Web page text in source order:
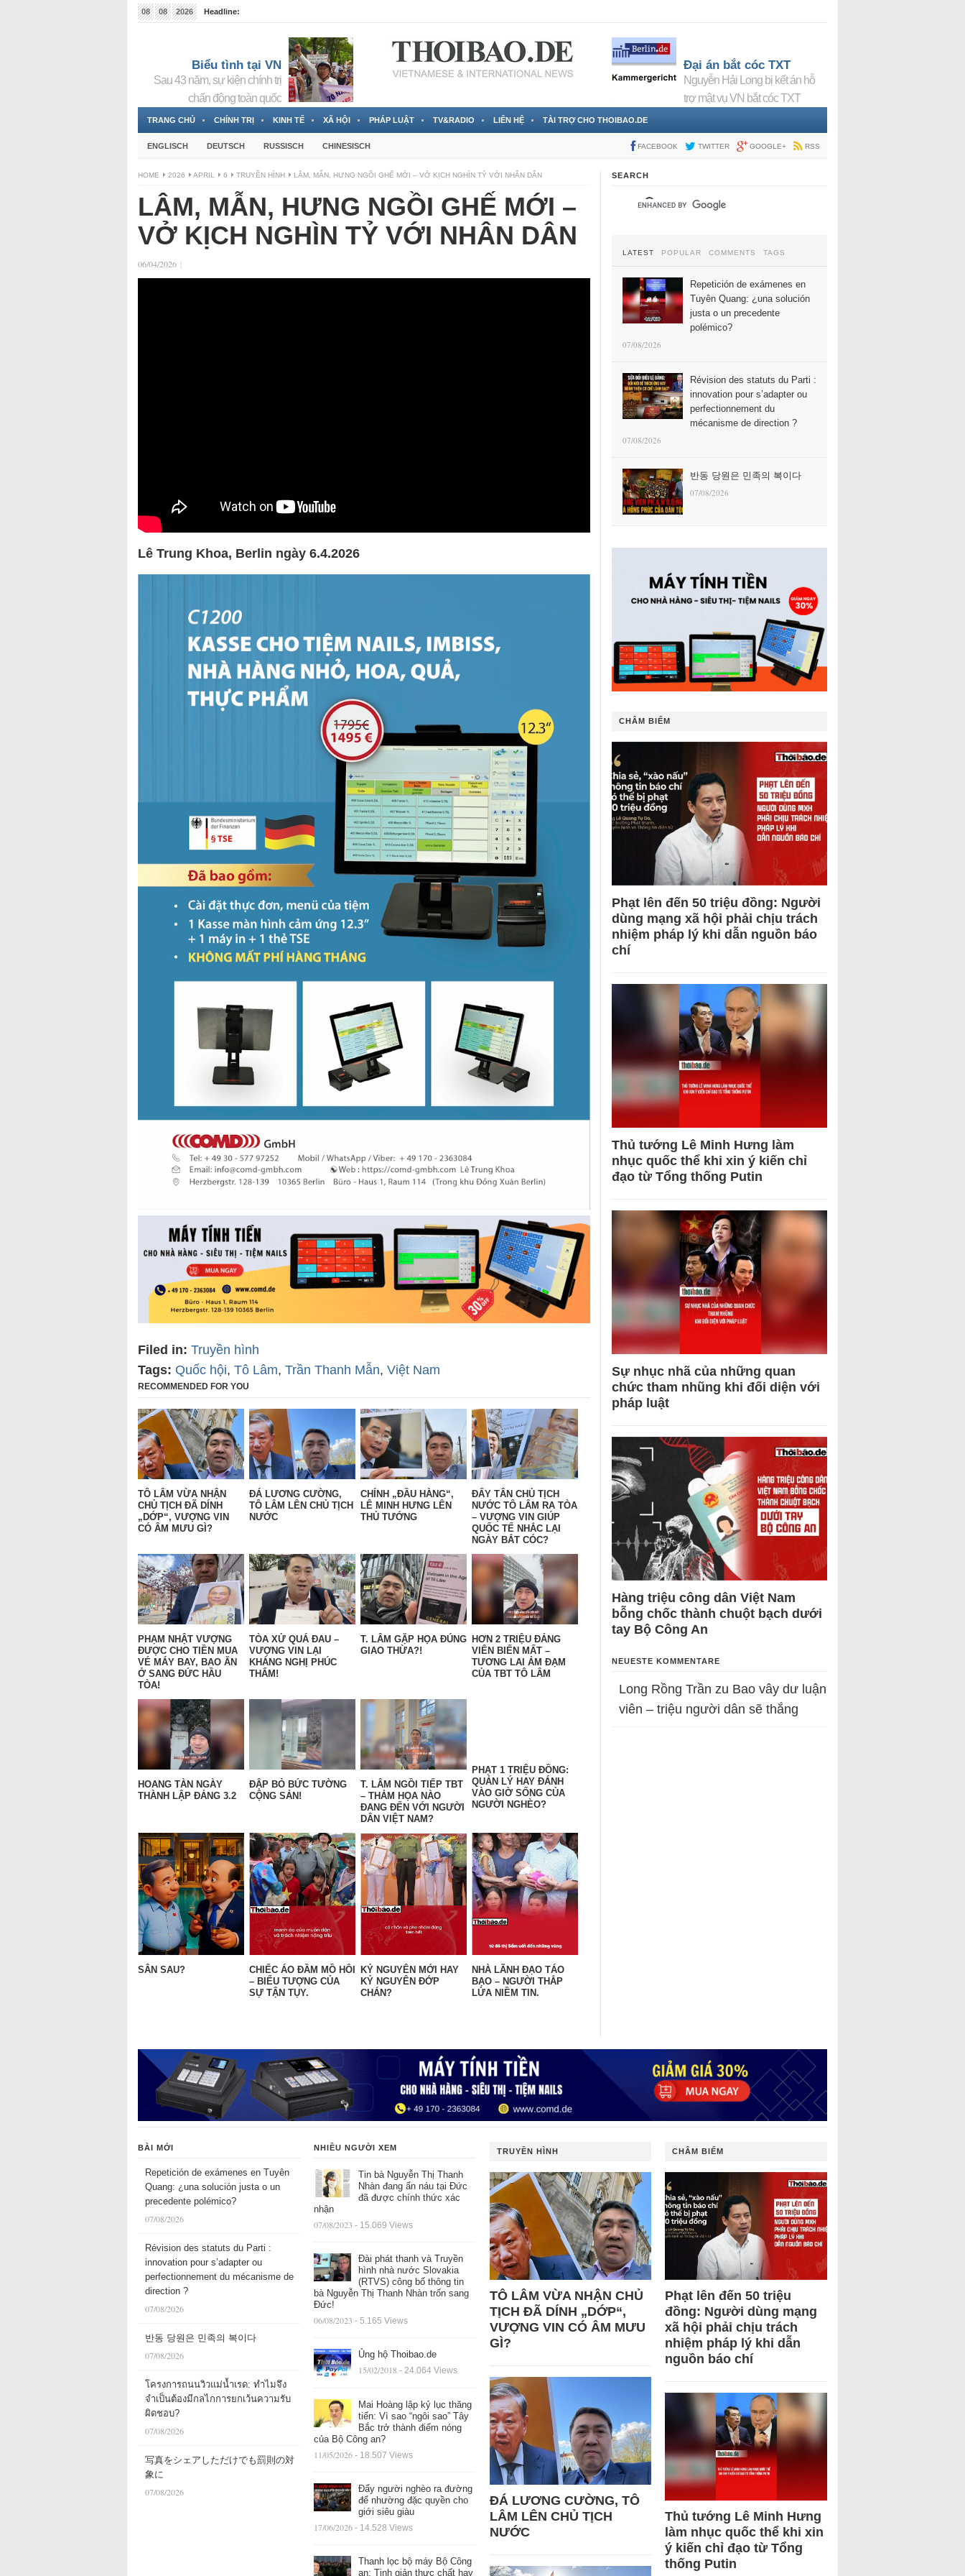
08 08 2026
Headline:
Biểu tình tại VN
Sau 43 năm, sự kiện chính trị
chấn động toàn quốc
Đại án bắt cóc TXT
Nguyễn Hải Long bị kết án hỗ
trợ mật vụ VN bắt cóc TXT
TRANG CHỦ CHÍNH TRỊ KINH TẾ XÃ HỘI PHÁP LUẬT TV&RADIO LIÊN HỆ TÀI TRỢ CHO THOIBAO.DE
ENGLISCH DEUTSCH RUSSISCH CHINESISCH FACEBOOK TWITTER GOOGLE+ RSS
HOME 2026 APRIL 6 TRUYỀN HÌNH LÂM, MẪN, HƯNG NGỒI GHẾ MỚI – VỞ KỊCH NGHÌN TỶ VỚI NHÂN DÂN
LÂM, MẪN, HƯNG NGỒI GHẾ MỚI –
VỞ KỊCH NGHÌN TỶ VỚI NHÂN DÂN
06/04/2026 |
Lê Trung Khoa, Berlin ngày 6.4.2026
Filed in: Truyền hình
Tags: Quốc hội, Tô Lâm, Trần Thanh Mẫn, Việt Nam
RECOMMENDED FOR YOU
TÔ LÂM VỪA NHẬN
CHỦ TỊCH ĐÃ DÍNH
„DỚP“, VƯỢNG VIN
CÓ ÂM MƯU GÌ?
ĐÁ LƯƠNG CƯỜNG,
TÔ LÂM LÊN CHỦ TỊCH
NƯỚC
CHÍNH „ĐẦU HÀNG“,
LÊ MINH HƯNG LÊN
THỦ TƯỚNG
ĐẨY TÂN CHỦ TỊCH
NƯỚC TÔ LÂM RA TÒA
– VƯỢNG VIN GIÚP
QUỐC TẾ NHẮC LẠI
NGÀY BẮT CÓC?
PHẠM NHẬT VƯỢNG
ĐƯỢC CHO TIỀN MUA
VÉ MÁY BAY, BAO ĂN
Ở SANG ĐỨC HẦU
TÒA!
TÒA XỬ QUÁ ĐAU –
VƯỢNG VIN LẠI
KHÁNG NGHỊ PHÚC
THẨM!
T. LÂM GẶP HỌA ĐÚNG
GIAO THỪA?!
HƠN 2 TRIỆU ĐẢNG
VIÊN BIẾN MẤT –
TƯƠNG LAI ẢM ĐẠM
CỦA TBT TÔ LÂM
HOANG TÀN NGÀY
THÀNH LẬP ĐẢNG 3.2
ĐẬP BỎ BỨC TƯỜNG
CỘNG SẢN!
T. LÂM NGỒI TIẾP TBT
– THẢM HỌA NÀO
ĐANG ĐẾN VỚI NGƯỜI
DÂN VIỆT NAM?
PHẠT 1 TRIỆU ĐỒNG:
QUẢN LÝ HAY ĐÁNH
VÀO GIỜ SỐNG CỦA
NGƯỜI NGHÈO?
SÂN SAU?
CHIẾC ÁO ĐẦM MỒ HÔI
– BIỂU TƯỢNG CỦA
SỰ TẬN TỤY.
KỶ NGUYÊN MỚI HAY
KỶ NGUYÊN ĐỚP
CHÁN?
NHÀ LÃNH ĐẠO TÁO
BẠO – NGƯỜI THẮP
LỬA NIỀM TIN.
SEARCH
LATEST POPULAR COMMENTS TAGS
Repetición de exámenes en
Tuyên Quang: ¿una solución
justa o un precedente
polémico?
07/08/2026
Révision des statuts du Parti :
innovation pour s’adapter ou
perfectionnement du
mécanisme de direction ?
07/08/2026
반동 당원은 민족의 복이다
07/08/2026
CHÂM BIẾM
Phạt lên đến 50 triệu đồng: Người
dùng mạng xã hội phải chịu trách
nhiệm pháp lý khi dẫn nguồn báo
chí
Thủ tướng Lê Minh Hưng làm
nhục quốc thể khi xin ý kiến chỉ
đạo từ Tổng thống Putin
Sự nhục nhã của những quan
chức tham nhũng khi đối diện với
pháp luật
Hàng triệu công dân Việt Nam
bỗng chốc thành chuột bạch dưới
tay Bộ Công An
NEUESTE KOMMENTARE
Long Rồng Trần zu Bao vây dư luận
viên – triệu người dân sẽ thắng
BÀI MỚI
Repetición de exámenes en Tuyên
Quang: ¿una solución justa o un
precedente polémico?
07/08/2026
Révision des statuts du Parti :
innovation pour s’adapter ou
perfectionnement du mécanisme de
direction ?
07/08/2026
반동 당원은 민족의 복이다
07/08/2026
โครงการถนนวิวแม่น้ำเรด: ทำไมจึง
จำเป็นต้องมีกลไกการยกเว้นความรับ
ผิดชอบ?
07/08/2026
写真をシェアしただけでも罰則の対
象に
07/08/2026
NHIỀU NGƯỜI XEM
Tin bà Nguyễn Thị Thanh
Nhàn đang ẩn náu tại Đức
đã được chính thức xác
nhận
07/08/2023 - 15.069 Views
Đài phát thanh và Truyền
hình nhà nước Slovakia
(RTVS) công bố thông tin
bà Nguyễn Thị Thanh Nhàn trốn sang
Đức!
06/08/2023 - 5.165 Views
Ủng hộ Thoibao.de
15/02/2018 - 24.064 Views
Mai Hoàng lập kỷ lục thăng
tiến: Vì sao “ngôi sao” Tây
Bắc trở thành điểm nóng
của Bộ Công an?
11/05/2026 - 18.507 Views
Đẩy người nghèo ra đường
để nhường đặc quyền cho
giới siêu giàu
17/06/2026 - 14.528 Views
Thanh lọc bộ máy Bộ Công
an: Tinh giản thực chất hay
TRUYỀN HÌNH
TÔ LÂM VỪA NHẬN CHỦ
TỊCH ĐÃ DÍNH „DỚP“,
VƯỢNG VIN CÓ ÂM MƯU
GÌ?
ĐÁ LƯƠNG CƯỜNG, TÔ
LÂM LÊN CHỦ TỊCH
NƯỚC
CHÂM BIẾM
Phạt lên đến 50 triệu
đồng: Người dùng mạng
xã hội phải chịu trách
nhiệm pháp lý khi dẫn
nguồn báo chí
Thủ tướng Lê Minh Hưng
làm nhục quốc thể khi xin
ý kiến chỉ đạo từ Tổng
thống Putin